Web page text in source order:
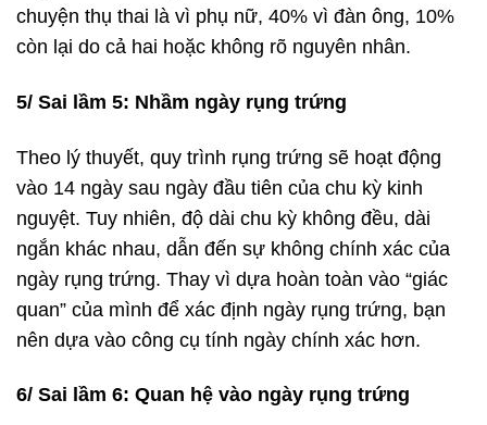
chuyện thụ thai là vì phụ nữ, 40% vì đàn ông, 10%
còn lại do cả hai hoặc không rõ nguyên nhân.
5/ Sai lầm 5: Nhầm ngày rụng trứng
Theo lý thuyết, quy trình rụng trứng sẽ hoạt động
vào 14 ngày sau ngày đầu tiên của chu kỳ kinh
nguyệt. Tuy nhiên, độ dài chu kỳ không đều, dài
ngắn khác nhau, dẫn đến sự không chính xác của
ngày rụng trứng. Thay vì dựa hoàn toàn vào “giác
quan” của mình để xác định ngày rụng trứng, bạn
nên dựa vào công cụ tính ngày chính xác hơn.
6/ Sai lầm 6: Quan hệ vào ngày rụng trứng